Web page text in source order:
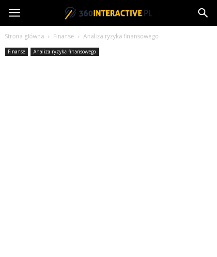
360interactive.pl
Strona główna Finanse Analiza ryzyka finansowego
Finanse Analiza ryzyka finansowego